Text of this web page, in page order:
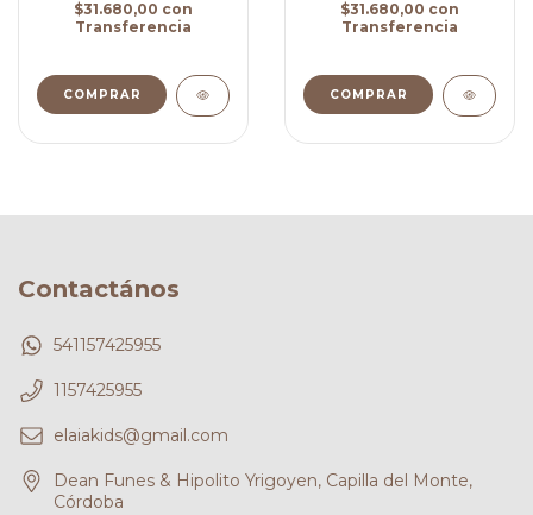
$31.680,00 con
Transferencia
COMPRAR
$31.680,00 con
Transferencia
COMPRAR
Contactános
541157425955
1157425955
elaiakids@gmail.com
Dean Funes & Hipolito Yrigoyen, Capilla del Monte,
Córdoba